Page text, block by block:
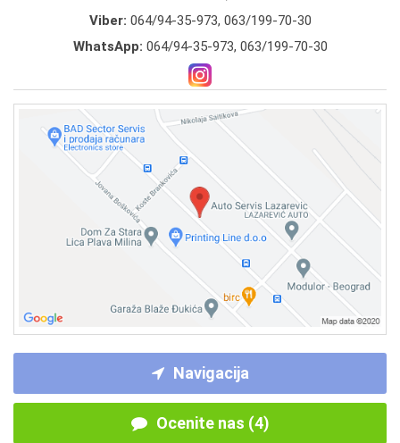
Viber: 064/94-35-973, 063/199-70-30
WhatsApp: 064/94-35-973, 063/199-70-30
Navigacija
Ocenite nas (4)